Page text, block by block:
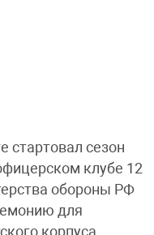
стартовал сезон
клубе 12
обороны РФ
для